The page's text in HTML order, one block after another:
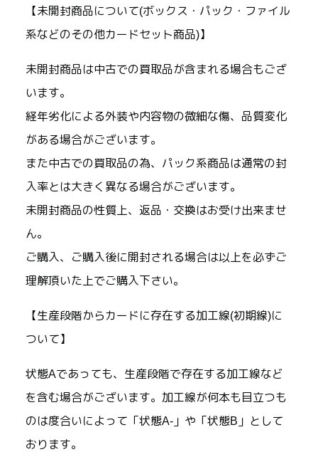
【未開封商品について(ボックス・パック・ファイル
系などのその他カードセット商品)】
未開封商品は中古での買取品が含まれる場合もござ
います。
経年劣化による外装や内容物の微細な傷、品質変化
がある場合がございます。
また中古での買取品の為、パック系商品は通常の封
入率とは大きく異なる場合がございます。
未開封商品の性質上、返品・交換はお受け出来ませ
ん。
ご購入、ご購入後に開封される場合は以上を必ずご
理解頂いた上でご購入下さい。
【生産段階からカードに存在する加工線(初期線)に
ついて】
状態Aであっても、生産段階で存在する加工線など
を含む場合がございます。加工線が何本も目立つも
のは度合いによって「状態A-」や「状態B」として
おります。